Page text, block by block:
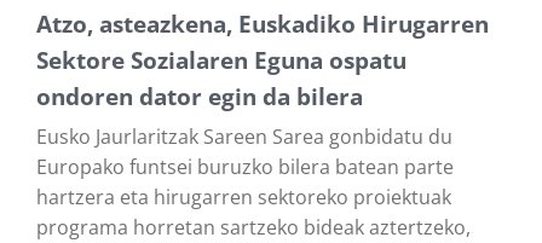
Atzo, asteazkena, Euskadiko Hirugarren
Sektore Sozialaren Eguna ospatu
ondoren dator egin da bilera
Eusko Jaurlaritzak Sareen Sarea gonbidatu du
Europako funtsei buruzko bilera batean parte
hartzera eta hirugarren sektoreko proiektuak
programa horretan sartzeko bideak aztertzeko,